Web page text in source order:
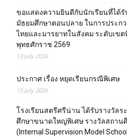
ขอแสดงความยินดีกับนักเรียนที่ได้รั
มัธยมศึกษาตอนปลาย ในการประก
ไทยและมารยาทในสังคม ระดับเขต
พุทธศักราช 2569
13 July 2026
ประกาศ เรื่อง หยุดเรียนกรณีพิเศษ
13 July 2026
โรงเรียนสตรีศรีน่าน ได้รับรางวัลร
ศึกษาขนาดใหญ่พิเศษ รางวัลสถาน
(Internal Supervision Model